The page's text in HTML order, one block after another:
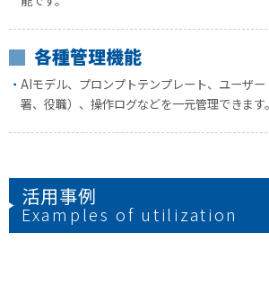
各種管理機能
AIモデル、プロンプトテンプレート、ユーザ
署、役職）、操作ログなどを一元管理できます。
活用事例
Examples of utilization